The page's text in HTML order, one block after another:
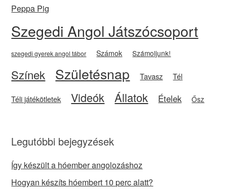
Peppa Pig
Szegedi Angol Játszócsoport
szegedi gyerek angol tábor Számok Számoljunk!
Színek Születésnap Tavasz Tél
Téli játékötletek Videók Állatok Ételek Ősz
Legutóbbi bejegyzések
Így készült a hóember angolozáshoz
Hogyan készíts hóembert 10 perc alatt?